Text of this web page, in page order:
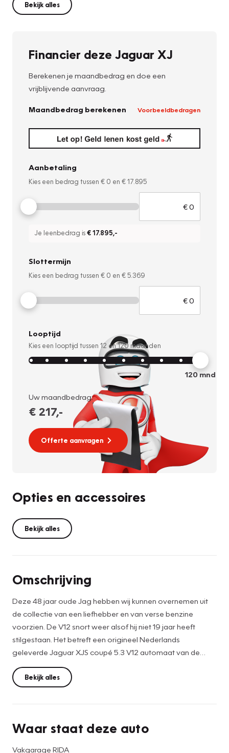
Bekijk alles
Financier deze Jaguar XJ
Berekenen je maandbedrag en doe een
vrijblijvende aanvraag.
Maandbedrag berekenen Voorbeeldbedragen
Aanbetaling
Kies een bedrag tussen € 0 en € 17.895
Je leenbedrag is€ 17.895,-
Slottermijn
Kies een bedrag tussen € 0 en € 5.369
Looptijd
Kies een looptijd tussen 12 en120 maanden
120mnd
Uw maandbedrag:
€ 217,-
Offerte aanvragen
Opties en accessoires
Bekijk alles
Omschrijving
Deze 48 jaar oude Jag hebben wij kunnen overnemen uit
de collectie van een liefhebber en van verse benzine
voorzien. De V12 snort weer alsof hij niet 19 jaar heeft
stilgestaan. Het betreft een origineel Nederlands
geleverde Jaguar XJS coupé 5.3 V12 automaat van de
eerste serie met slechts 78000 km op de klok, grotendeels
in originele staat. Aan de auto moet nog het eea gebeuren,
wat wij gerust voor u kunnen uitvoeren, maar het is ook een
wielophangingsdelen een opfrisbeurt kunnen gebruiken,
Bekijk alles
Waar staat deze auto
Vakgarage RIDA